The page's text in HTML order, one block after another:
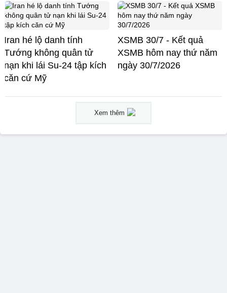
Iran hé lộ danh tính
Tướng không quân tử
nạn khi lái Su-24 tập kích
căn cứ Mỹ
XSMB 30/7 - Kết quả
XSMB hôm nay thứ năm
ngày 30/7/2026
Xem thêm